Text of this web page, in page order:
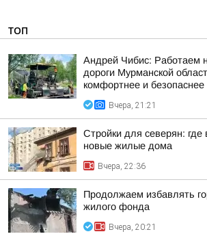
ТОП
Андрей Чибис: Работаем
дороги Мурманской
комфортнее и безопаснее
Вчера, 21:21
Стройки для северян: где
новые жилые дома
Вчера, 22:36
Продолжаем избавлять
жилого фонда
Вчера, 20:21